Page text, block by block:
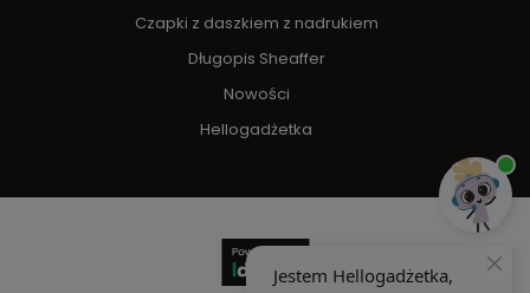
Czapki z daszkiem z nadrukiem
Długopis Sheaffer
Nowości
Hellogadżetka